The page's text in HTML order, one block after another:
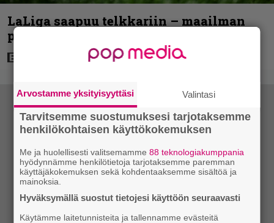
LaLiga saapuu telkkariin – maailman
parasta futista joka perjantai
Arvostamme yksityisyyttäsi Valintasi
Tarvitsemme suostumuksesi tarjotaksemme
henkilökohtaisen käyttökokemuksen
Me ja huolellisesti valitsemamme88 teknologiakumppania
hyödynnämme henkilötietoja tarjotaksemme paremman
käyttäjäkokemuksen sekä kohdentaaksemme sisältöä ja
mainoksia.
Hyväksymällä suostut tietojesi käyttöön seuraavasti
Käytämme laitetunnisteita ja tallennamme evästeitä